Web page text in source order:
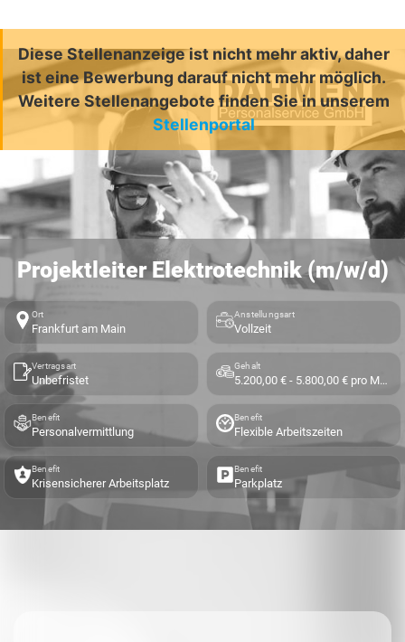
Diese Stellenanzeige ist nicht mehr aktiv, daher
ist eine Bewerbung darauf nicht mehr möglich.
Weitere Stellenangebote finden Sie in unserem
Stellenportal
Projektleiter Elektrotechnik (m/w/d)
Ort
Frankfurt am Main
Anstellungsart
Vollzeit
Vertragsart
Unbefristet
Gehalt
5.200,00 € - 5.800,00 € pro Monat
Benefit
Personalvermittlung
Benefit
Flexible Arbeitszeiten
Benefit
Krisensicherer Arbeitsplatz
Benefit
Parkplatz